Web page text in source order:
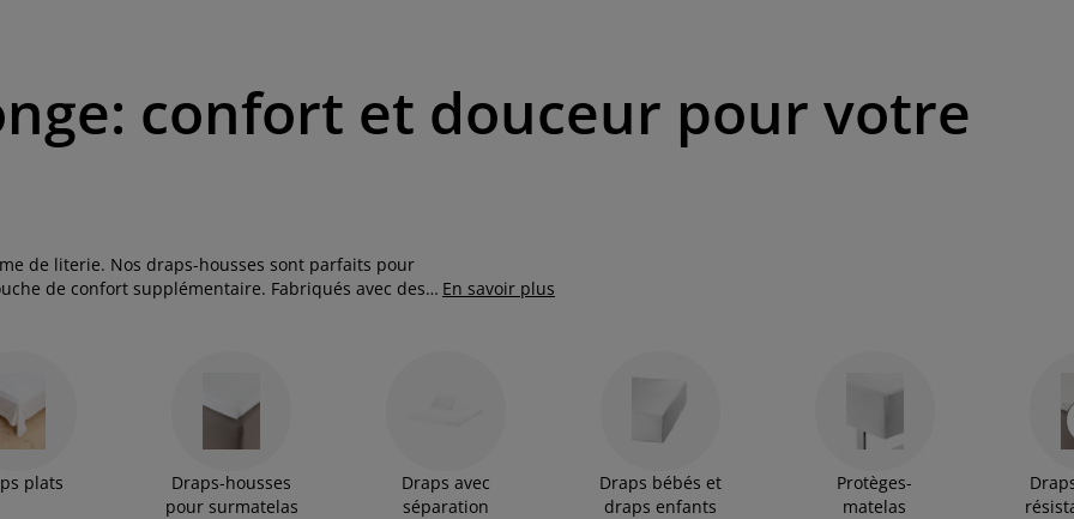
confort et douceur pour votre
de literie. Nos draps-housses sont parfaits pour
de confort supplémentaire. Fabriqués avec des
En savoir plus
plats
Draps-housses
pour surmatelas
Draps avec
séparation
Draps bébés et
draps enfants
Protèges-
matelas